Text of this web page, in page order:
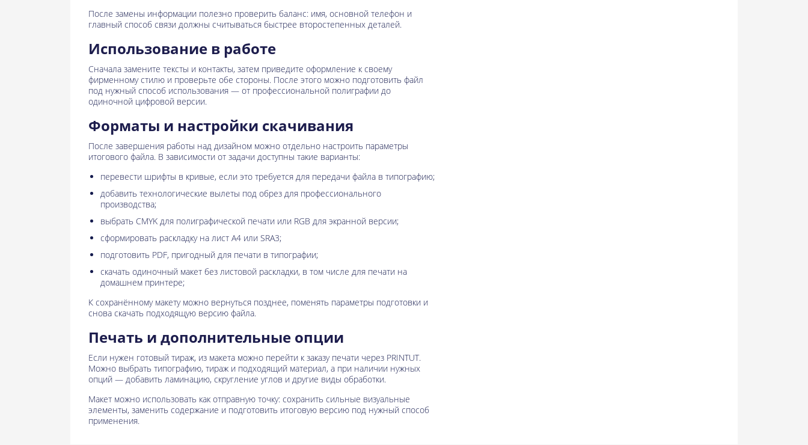
После замены информации полезно проверить баланс: имя, основной телефон и
главный способ связи должны считываться быстрее второстепенных деталей.
Использование в работе
Сначала замените тексты и контакты, затем приведите оформление к своему
фирменному стилю и проверьте обе стороны. После этого можно подготовить файл
под нужный способ использования — от профессиональной полиграфии до
одиночной цифровой версии.
Форматы и настройки скачивания
После завершения работы над дизайном можно отдельно настроить параметры
итогового файла. В зависимости от задачи доступны такие варианты:
перевести шрифты в кривые, если это требуется для передачи файла в типографию;
добавить технологические вылеты под обрез для профессионального
производства;
выбрать CMYK для полиграфической печати или RGB для экранной версии;
сформировать раскладку на лист A4 или SRA3;
подготовить PDF, пригодный для печати в типографии;
скачать одиночный макет без листовой раскладки, в том числе для печати на
домашнем принтере;
К сохранённому макету можно вернуться позднее, поменять параметры подготовки и
снова скачать подходящую версию файла.
Печать и дополнительные опции
Если нужен готовый тираж, из макета можно перейти к заказу печати через PRINTUT.
Можно выбрать типографию, тираж и подходящий материал, а при наличии нужных
опций — добавить ламинацию, скругление углов и другие виды обработки.
Макет можно использовать как отправную точку: сохранить сильные визуальные
элементы, заменить содержание и подготовить итоговую версию под нужный способ
применения.